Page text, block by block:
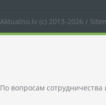
Aktualno.lv (c) 2013-2026 /
По вопросам